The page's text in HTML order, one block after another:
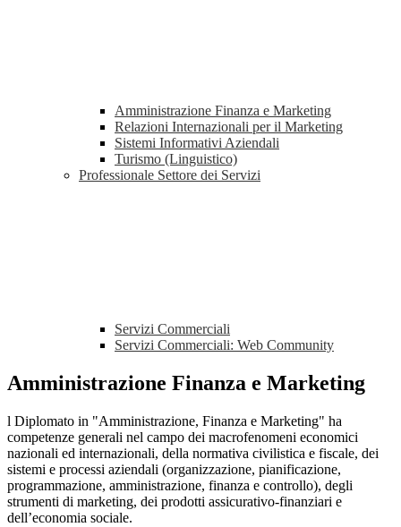
Amministrazione Finanza e Marketing
Relazioni Internazionali per il Marketing
Sistemi Informativi Aziendali
Turismo (Linguistico)
Professionale Settore dei Servizi
Servizi Commerciali
Servizi Commerciali: Web Community
Amministrazione Finanza e Marketing
l Diplomato in "Amministrazione, Finanza e Marketing" ha
competenze generali nel campo dei macrofenomeni economici
nazionali ed internazionali, della normativa civilistica e fiscale, dei
sistemi e processi aziendali (organizzazione, pianificazione,
programmazione, amministrazione, finanza e controllo), degli
strumenti di marketing, dei prodotti assicurativo-finanziari e
dell’economia sociale.